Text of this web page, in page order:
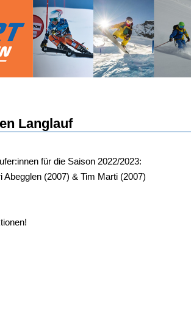
Langlauf
für die Saison 2022/2023:
(2007) & Tim Marti (2007)